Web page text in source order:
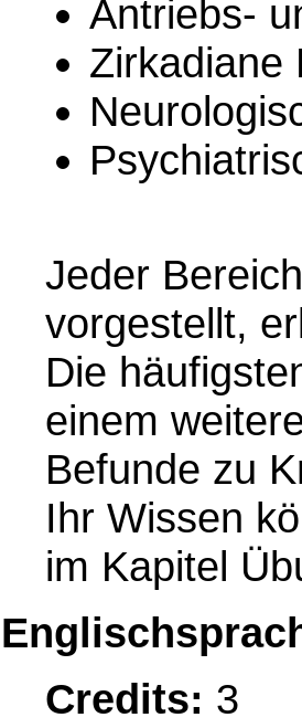
Antriebs-
Zirkadiane
Jeder
vorgestellt,
Die
einem
Befunde zu
Ihr Wissen
im Kapitel
Credits: 3